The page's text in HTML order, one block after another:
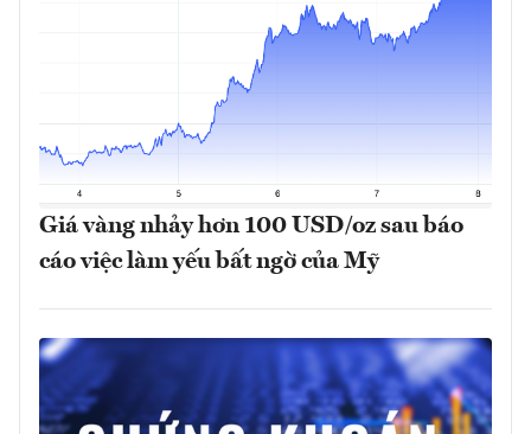
Giá vàng nhảy hơn 100 USD/oz sau báo
cáo việc làm yếu bất ngờ của Mỹ